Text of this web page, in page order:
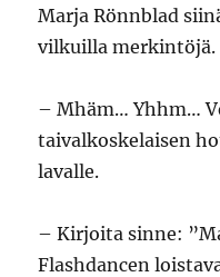
Marja Rönnblad
vilkuilla merkintöjä.
– Mhäm… Yhhm…
taivalkoskelaisen
lavalle.
– Kirjoita sinne:
Flashdancen